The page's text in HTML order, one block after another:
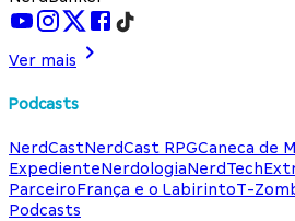
Ver mais
Podcasts
NerdCastNerdCast RPGCaneca de
ExpedienteNerdologiaNerdTech
ParceiroFrança e o LabirintoT-
Podcasts